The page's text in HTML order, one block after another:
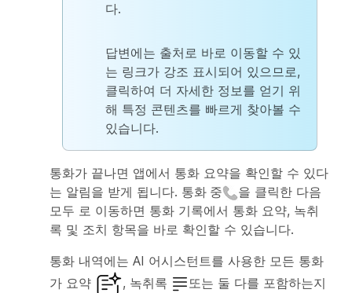
다.
답변에는 출처로 바로 이동할 수 있
는 링크가 강조 표시되어 있으므로,
클릭하여 더 자세한 정보를 얻기 위
해 특정 콘텐츠를 빠르게 찾아볼 수
있습니다.
통화가 끝나면 앱에서 통화 요약을 확인할 수 있다
는 알림을 받게 됩니다. 통화 중
을 클릭한 다음
모두 로 이동하면 통화 기록에서 통화 요약, 녹취
록 및 조치 항목을 바로 확인할 수 있습니다.
통화 내역에는 AI 어시스턴트를 사용한 모든 통화
가 요약 , 녹취록
또는 둘 다를 포함하는지